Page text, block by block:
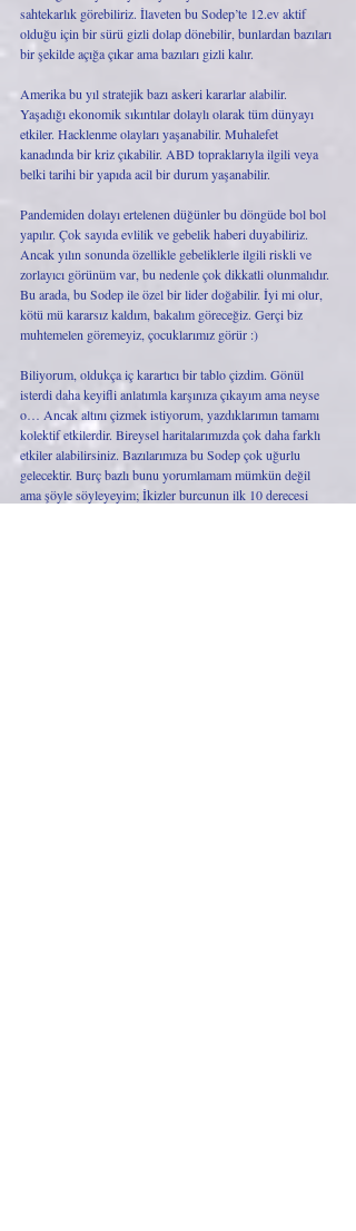
sahtekarlık görebiliriz. İlaveten bu Sodep’te 12.ev aktif
olduğu için bir sürü gizli dolap dönebilir, bunlardan bazıları
bir şekilde açığa çıkar ama bazıları gizli kalır.
Amerika bu yıl stratejik bazı askeri kararlar alabilir.
Yaşadığı ekonomik sıkıntılar dolaylı olarak tüm dünyayı
etkiler. Hacklenme olayları yaşanabilir. Muhalefet
kanadında bir kriz çıkabilir. ABD topraklarıyla ilgili veya
belki tarihi bir yapıda acil bir durum yaşanabilir.
Pandemiden dolayı ertelenen düğünler bu döngüde bol bol
yapılır. Çok sayıda evlilik ve gebelik haberi duyabiliriz.
Ancak yılın sonunda özellikle gebeliklerle ilgili riskli ve
zorlayıcı görünüm var, bu nedenle çok dikkatli olunmalıdır.
Bu arada, bu Sodep ile özel bir lider doğabilir. İyi mi olur,
kötü mü kararsız kaldım, bakalım göreceğiz. Gerçi biz
muhtemelen göremeyiz, çocuklarımız görür :)
Biliyorum, oldukça iç karartıcı bir tablo çizdim. Gönül
isterdi daha keyifli anlatımla karşınıza çıkayım ama neyse
o… Ancak altını çizmek istiyorum, yazdıklarımın tamamı
kolektif etkilerdir. Bireysel haritalarımızda çok daha farklı
etkiler alabilirsiniz. Bazılarımıza bu Sodep çok uğurlu
gelecektir. Burç bazlı bunu yorumlamam mümkün değil
ama şöyle söyleyeyim; İkizler burcunun ilk 10 derecesi